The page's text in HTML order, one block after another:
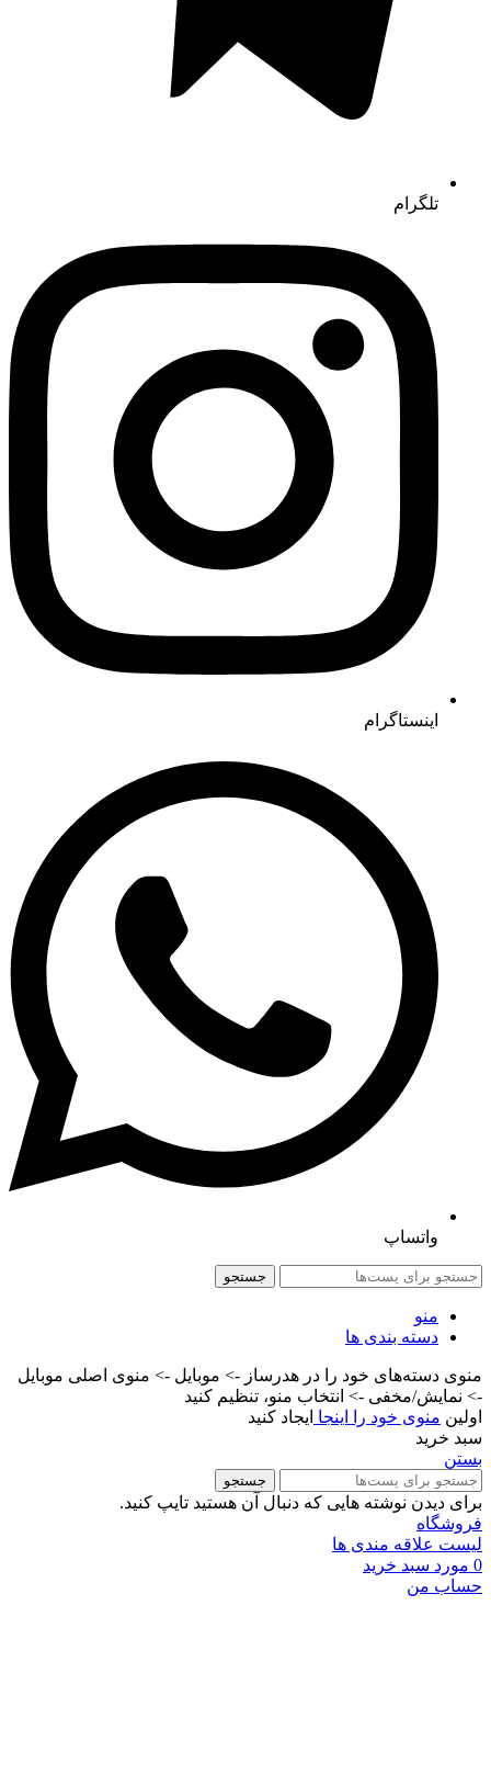
تلگرام
اینستاگرام
واتساپ
جستجو
منو
دسته بندی ها
منوی دسته‌های خود را در هدرساز -> موبایل -> منوی اصلی موبایل
-> نمایش/مخفی -> انتخاب منو، تنظیم کنید
اولین منوی خود را اینجا ایجاد کنید
سبد خرید
بستن
جستجو
برای دیدن نوشته هایی که دنبال آن هستید تایپ کنید.
فروشگاه
لیست علاقه مندی ها
0 مورد سبد خرید
حساب من